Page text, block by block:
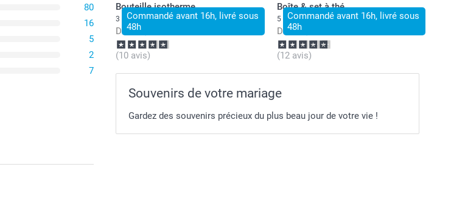
80
16
5
2
7
Commandé avant 16h, livré sous
48h
Bouteille isotherme
3 variantes
Dès 24,99
(10 avis)
Commandé avant 16h, livré sous
48h
Boîte & set à thé
5 variantes
Dès 27,99
(12 avis)
Souvenirs de votre mariage
Gardez des souvenirs précieux du plus beau jour de votre vie !